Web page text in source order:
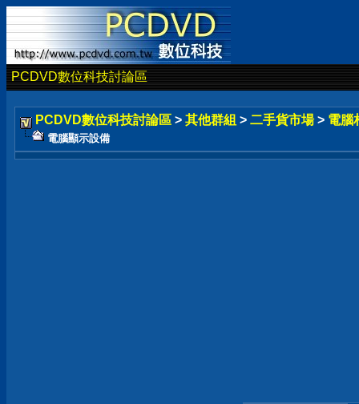
PCDVD數位科技討論區
PCDVD數位科技討論區 > 其他群組 > 二手貨市場 > 電腦
電腦顯示設備